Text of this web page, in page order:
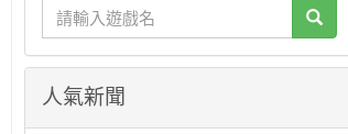
人氣新聞